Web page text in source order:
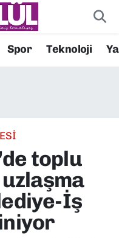
Spor Teknoloji
toplu
İş
Fikstür